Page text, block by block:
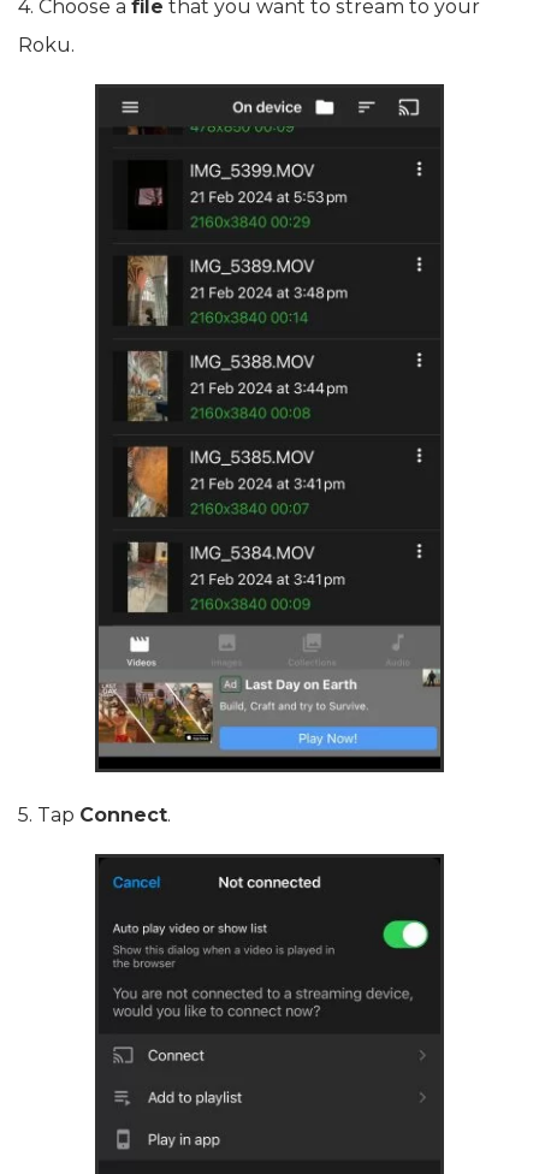
4. Choose a file that you want to stream to your
Roku.
5. Tap Connect.